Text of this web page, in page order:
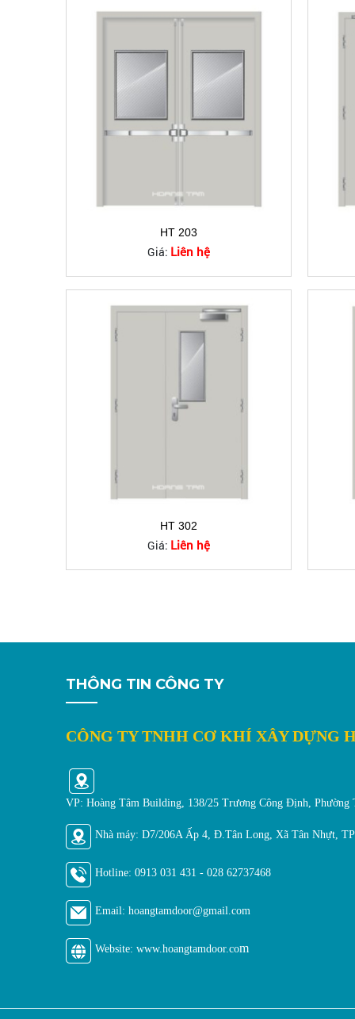
HT 203
Giá: Liên hệ
HT 302
Giá: Liên hệ
THÔNG TIN CÔNG TY
CÔNG TY TNHH CƠ KHÍ XÂY DỰNG
VP: Hoàng Tâm Building, 138/25 Trương Công Định, Phường
Nhà máy: D7/206A Ấp 4, Đ.Tân Long, Xã Tân Nhựt,
Hotline: 0913 031 431 - 028 62737468
Email: hoangtamdoor@gmail.com
Website: www.hoangtamdoor.com